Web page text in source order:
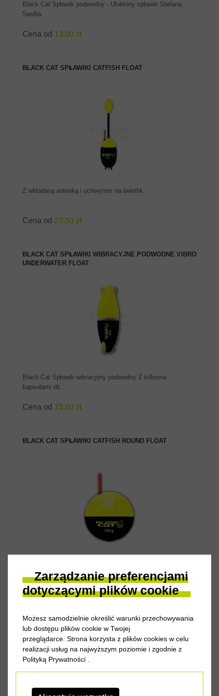
Zarządzanie preferencjami
dotyczącymi plików cookie
Możesz samodzielnie określić warunki przechowywania
lub dostępu plików cookie w Twojej
przeglądarce. Strona korzysta z plików cookies w celu
realizacji usług na najwyższym poziomie i zgodnie z
Polityką Prywatności .
Black Cat Spławik podwodny - Ulubiony spławik Stefana
Seußa.
Cena od 13.00 zł
BLACK CAT SPŁAWIKI CATFISH FLOAT
Z wkładaną antenką i uchwytem na świetlik
Cena od 23.50 zł
BLACK CAT SPŁAWIKI WIBRACYJNE PODWODNE VIBRO
UNDERWATER FLOAT
ZOBACZ PRODUKT
Black Cat Spławik wibracyjny podwodny Z kilkoma
kapsułami dź...
Cena od 15.60 zł
BLACK CAT SPŁAWIKI CATFISH ROUND FLOAT
ZOBACZ PRODUKT
Cena od18.30 zł
BLACK CAT SPŁAWIKI BLACK CAT FLOAT